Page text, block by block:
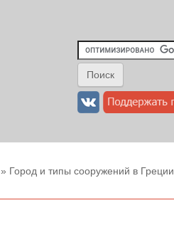
» Город и типы сооружений в Греции